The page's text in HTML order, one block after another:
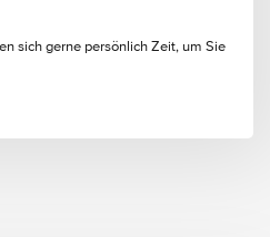
sich gerne persönlich Zeit, um Sie